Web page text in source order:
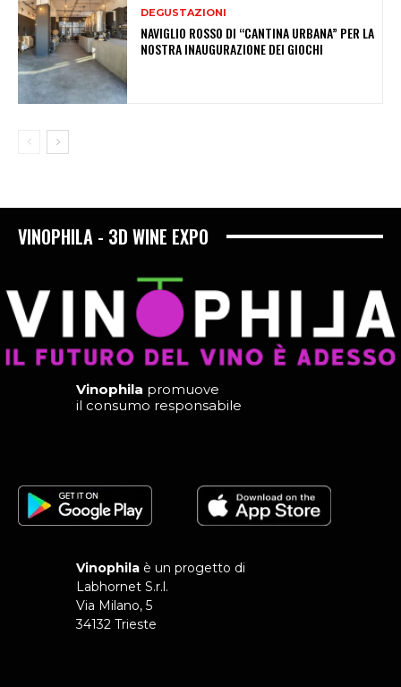
DEGUSTAZIONI
NAVIGLIO ROSSO DI “CANTINA URBANA” PER LA
NOSTRA INAUGURAZIONE DEI GIOCHI
VINOPHILA - 3D WINE EXPO
Vinophila promuove
il consumo responsabile
Vinophila è un progetto di
Labhornet S.r.l.
Via Milano, 5
34132 Trieste